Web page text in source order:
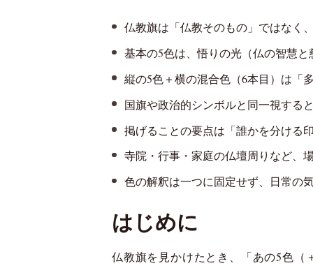
仏教旗は「仏教そのもの」ではなく
基本の5色は、悟りの光（仏の智慧
縦の5色＋横の混合色（6本目）は「
国旗や政治的シンボルと同一視する
掲げることの要点は「誰かを分ける
寺院・行事・家庭の仏壇周りなど、
色の解釈は一つに固定せず、日常の
はじめに
仏教旗を見かけたとき、「あの5色（